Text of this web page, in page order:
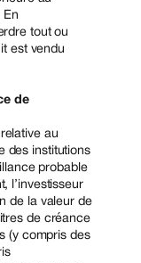
En
tout ou
est vendu
de
au
des institutions
probable
l’investisseur
de la valeur de
de créance
(y compris des